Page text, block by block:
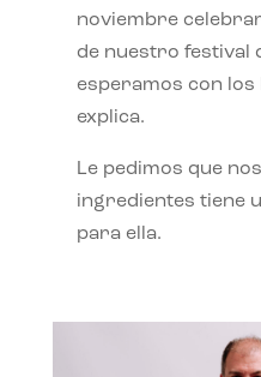
noviembre
de nuestro festival
esperamos con
explica.
Le pedimos que
ingredientes tiene
para ella.